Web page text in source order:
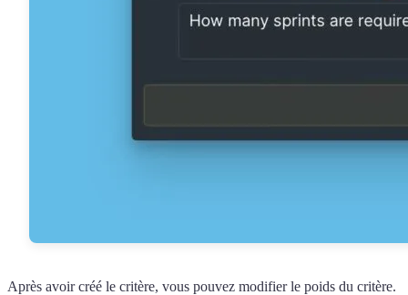
Après avoir créé le critère, vous pouvez modifier le poids du critère.